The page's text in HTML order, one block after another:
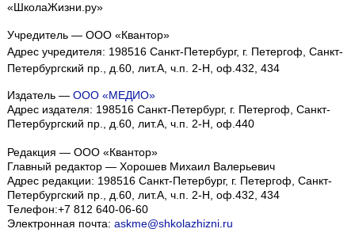
«ШколаЖизни.ру»
Учредитель — ООО «Квантор»
Адрес учредителя: 198516 Санкт-Петербург, г. Петергоф, Санкт-
Петербургский пр., д.60, лит.А, ч.п. 2-Н, оф.432, 434
Издатель — ООО «МЕДИО»
Адрес издателя: 198516 Санкт-Петербург, г. Петергоф, Санкт-
Петербургский пр., д.60, лит.А, ч.п. 2-Н, оф.440
Редакция — ООО «Квантор»
Главный редактор — Хорошев Михаил Валерьевич
Адрес редакции: 198516 Санкт-Петербург, г. Петергоф, Санкт-
Петербургский пр., д.60, лит.А, ч.п. 2-Н, оф.432, 434
Телефон:+7 812 640-06-60
Электронная почта: askme@shkolazhizni.ru